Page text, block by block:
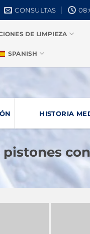
CONSULTAS
DE LIMPIEZA
SPANISH
HISTORIA